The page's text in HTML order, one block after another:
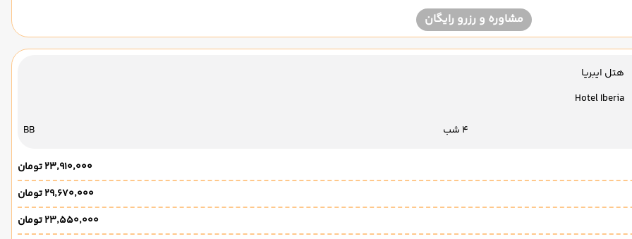
مشاوره و رزرو رایگان
هتل ایبریا
Hotel Iberia
4 شب BB
۲۳٬۹۱۰٬۰۰۰ تومان
۲۹٬۶۷۰٬۰۰۰ تومان
۲۳٬۵۵۰٬۰۰۰ تومان